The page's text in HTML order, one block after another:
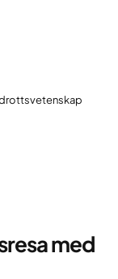
med